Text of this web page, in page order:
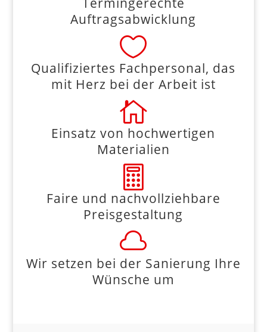
Auftragsabwicklung

Qualifiziertes Fachpersonal, das
mit Herz bei der Arbeit ist

Einsatz von hochwertigen
Materialien

Faire und nachvollziehbare
Preisgestaltung

Wir setzen bei der Sanierung Ihre
Wünsche um